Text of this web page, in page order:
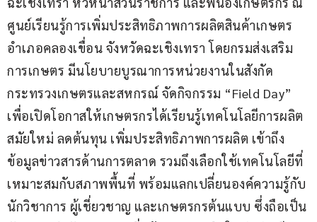
ศูนย์เรียนรู้การเพิ่มประสิทธิภาพการผลิตสินค้าเกษตร
อำเภอคลองเขื่อน จังหวัดฉะเชิงเทรา โดยกรมส่งเสริม
การเกษตร มีนโยบายบูรณาการหน่วยงานในสังกัด
กระทรวงเกษตรและสหกรณ์ จัดกิจกรรม “Field Day”
เพื่อเปิดโอกาสให้เกษตรกรได้เรียนรู้เทคโนโลยีการผลิต
สมัยใหม่ ลดต้นทุน เพิ่มประสิทธิภาพการผลิต เข้าถึง
ข้อมูลข่าวสารด้านการตลาด รวมถึงเลือกใช้เทคโนโลยีที่
เหมาะสมกับสภาพพื้นที่ พร้อมแลกเปลี่ยนองค์ความรู้กับ
นักวิชาการ ผู้เชี่ยวชาญ และเกษตรกรต้นแบบ ซึ่งถือเป็น